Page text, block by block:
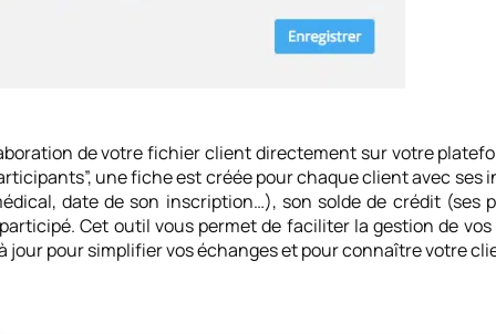
de votre fichier client directement sur votre
une fiche est créée pour chaque client avec
date de son inscription…), son solde de crédit (ses
Cet outil vous permet de faciliter la gestion de
jour pour simplifier vos échanges et pour connaître votre